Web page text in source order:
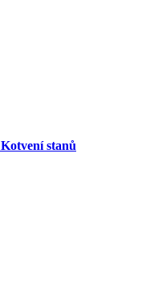
Kotvení stanů